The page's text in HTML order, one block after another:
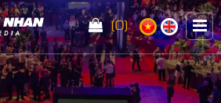
(0)